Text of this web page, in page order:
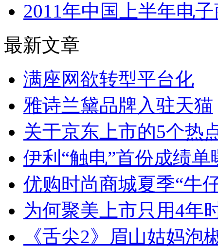
2011年中国上半年电
最新文章
满座网欲转型平台化
雅诗兰黛品牌入驻天猫
关于京东上市的5个热
伊利“触电”首份成绩
优购时尚商城夏季“牛
为何聚美上市只用4年
《舌尖2》眉山姑妈泡